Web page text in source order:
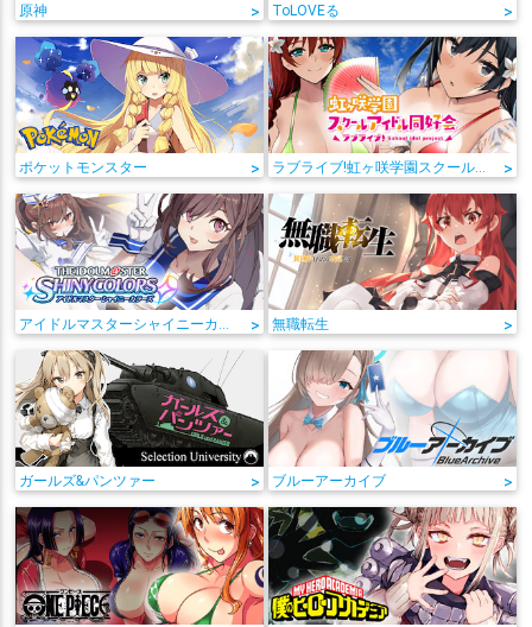
原神 > ToLOVEる >
ポケットモンスター > ラブライブ!虹ヶ咲学園スクールアイドル同好会 >
アイドルマスターシャイニーカラーズ > 無職転生 >
ガールズ&パンツァー > ブルーアーカイブ >